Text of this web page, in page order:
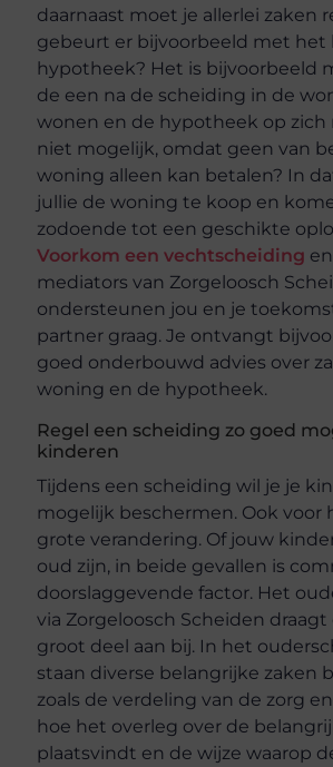
daarnaast moet je allerlei zaken
gebeurt er bijvoorbeeld met het
hypotheek? Het is bijvoorbeeld
de een na de scheiding in de
wonen en de hypotheek op zich
niet mogelijk, omdat geen van
woning alleen kan betalen? In
jullie de woning te koop en
zodoende tot een geschikte
Voorkom een vechtscheiding
mediators van Zorgeloosch
ondersteunen jou en je
partner graag. Je ontvangt
goed onderbouwd advies over
woning en de hypotheek.
Regel een scheiding zo goed
kinderen
Tijdens een scheiding wil je je
mogelijk beschermen. Ook voor
grote verandering. Of jouw
oud zijn, in beide gevallen is
doorslaggevende factor. Het
via Zorgeloosch Scheiden draagt
groot deel aan bij. In het
staan diverse belangrijke zaken
zoals de verdeling van de zorg
hoe het overleg over de
plaatsvindt en de wijze waarop